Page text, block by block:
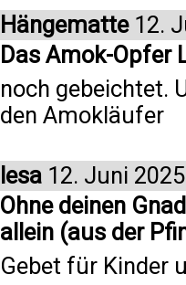
Hängematte12.
Das Amok-Opfer
noch gebeichtet.
den Amokläufer
lesa 12. Juni 2025
Ohne deinen
allein (aus der
Gebet für Kinder